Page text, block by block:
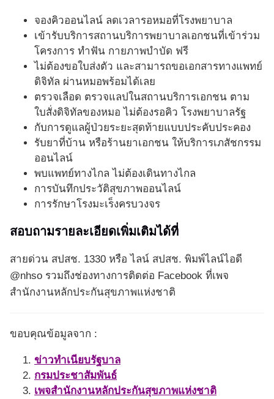
จองคิวออนไลน์ ลดเวลารอหมอที่โรงพยาบาล
เข้ารับบริการสถานบริการพยาบาลเอกชนที่เข้าร่วม
โครงการ ทำฟัน กายภาพบำบัด ฟรี
ไม่ต้องขอใบส่งตัว และสามารถขอเอกสารทางแพทย์
ดิจิทัล ผ่านหมอพร้อมได้เลย
ตรวจเลือด ตรวจแลปในสถานบริการเอกชน ตาม
ใบสั่งดิจิทัลของหมอ ไม่ต้องรอคิว โรงพยาบาลรัฐ
กับการดูแลผู้ป่วยระยะสุดท้ายแบบประคับประคอง
รับยาที่บ้าน หรือร้านยาเอกชน ให้บริการเภสัชกรรม
ออนไลน์
พบแพทย์ทางไกล ไม่ต้องเดินทางไกล
การบันทึกประวัติสุขภาพออนไลน์
การรักษาโรงมะเร็งครบวงจร
สอบถามรายละเอียดเพิ่มเติมได้ที่
สายด่วน สปสช. 1330 หรือ ไลน์ สปสช. พิมพ์ไลน์ไอดี
@nhso รวมถึงช่องทางการติดต่อ Facebook ที่เพจ
สำนักงานหลักประกันสุขภาพแห่งชาติ
ขอบคุณข้อมูลจาก :
ข่าวทำเนียบรัฐบาล
กรมประชาสัมพันธ์
เพจสำนักงานหลักประกันสุขภาพแห่งชาติ